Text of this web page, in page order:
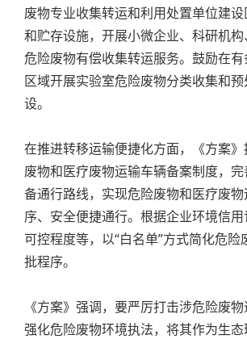
废物专业收集转运和利用处置单位建
和贮存设施，开展小微企业、科研机
危险废物有偿收集转运服务。鼓励在
区域开展实验室危险废物分类收集和
设。
在推进转移运输便捷化方面，《方案
废物和医疗废物运输车辆备案制度，完
备通行路线，实现危险废物和医疗废
序、安全便捷通行。根据企业环境信
可控程度等，以“白名单”方式简化危险
批程序。
《方案》强调，要严厉打击涉危险废物
强化危险废物环境执法，将其作为生